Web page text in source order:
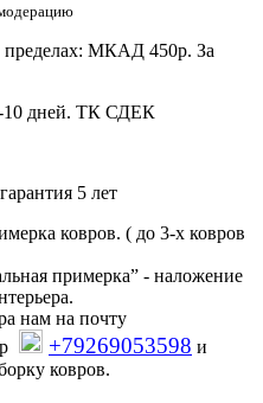
пределах: МКАД 450р. За
-10 дней. ТК СДЕК
5 лет
ковров. ( до 3-х ковров
примерка” - наложение
нам на почту
+79269053598 и
ковров.